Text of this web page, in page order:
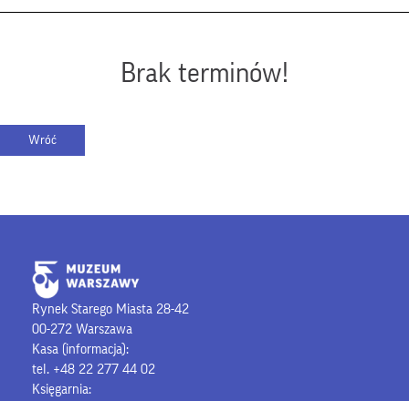
Brak terminów!
Rynek Starego Miasta 28-42
00-272 Warszawa
Kasa (informacja):
tel. +48 22 277 44 02
Księgarnia: